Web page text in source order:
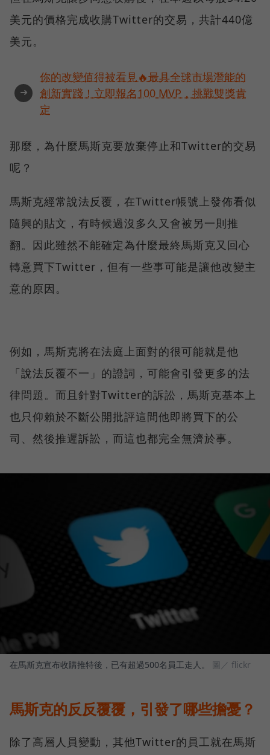
美元的價格完成收購Twitter的交易，共計440億
美元。
➜
你的改變值得被看見🔥最具全球市場潛能的
創新實踐！立即報名100 MVP，挑戰雙獎肯
定
那麼，為什麼馬斯克要放棄停止和Twitter的交易
呢？
馬斯克經常說法反覆，在Twitter帳號上發佈看似
隨興的貼文，有時候過沒多久又會被另一則推
翻。因此雖然不能確定為什麼最終馬斯克又回心
轉意買下Twitter，但有一些事可能是讓他改變主
意的原因。
例如，馬斯克將在法庭上面對的很可能就是他
「說法反覆不一」的證詞，可能會引發更多的法
律問題。而且針對Twitter的訴訟，馬斯克基本上
也只仰賴於不斷公開批評這間他即將買下的公
司、然後推遲訴訟，而這也都完全無濟於事。
在馬斯克宣布收購推特後，已有超過500名員工走人。 圖／ flickr
馬斯克的反反覆覆，引發了哪些擔憂？
除了高層人員變動，其他Twitter的員工就在馬斯